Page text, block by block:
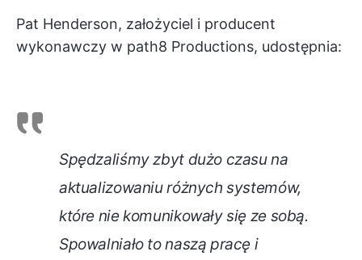
Pat Henderson, założyciel i producent
wykonawczy w path8 Productions, udostępnia:
Spędzaliśmy zbyt dużo czasu na
aktualizowaniu różnych systemów,
które nie komunikowały się ze sobą.
Spowalniało to naszą pracę i